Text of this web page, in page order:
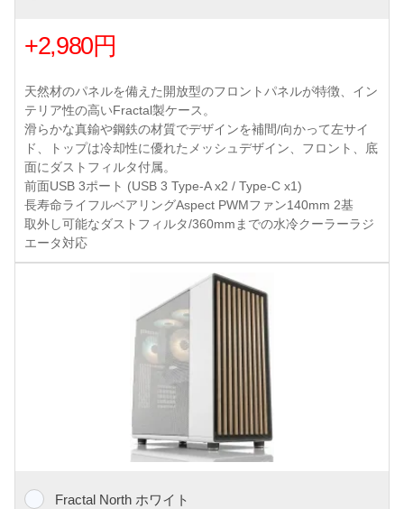
+2,980円
天然材のパネルを備えた開放型のフロントパネルが特徴、イン
テリア性の高いFractal製ケース。
滑らかな真鍮や鋼鉄の材質でデザインを補間/向かって左サイ
ド、トップは冷却性に優れたメッシュデザイン、フロント、底
面にダストフィルタ付属。
前面USB 3ポート (USB 3 Type-A x2 / Type-C x1)
長寿命ライフルベアリングAspect PWMファン140mm 2基
取外し可能なダストフィルタ/360mmまでの水冷クーラーラジ
エータ対応
Fractal North ホワイト